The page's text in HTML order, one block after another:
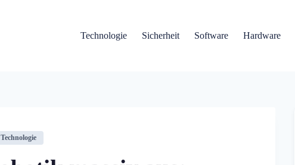
Technologie
Sicherheit Software Hardware
Technologie